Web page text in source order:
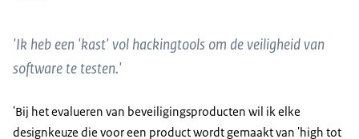
'Ik heb een 'kast' vol hackingtools om de veiligheid van
software te testen.'
'Bij het evalueren van beveiligingsproducten wil ik elke
designkeuze die voor een product wordt gemaakt van 'high tot